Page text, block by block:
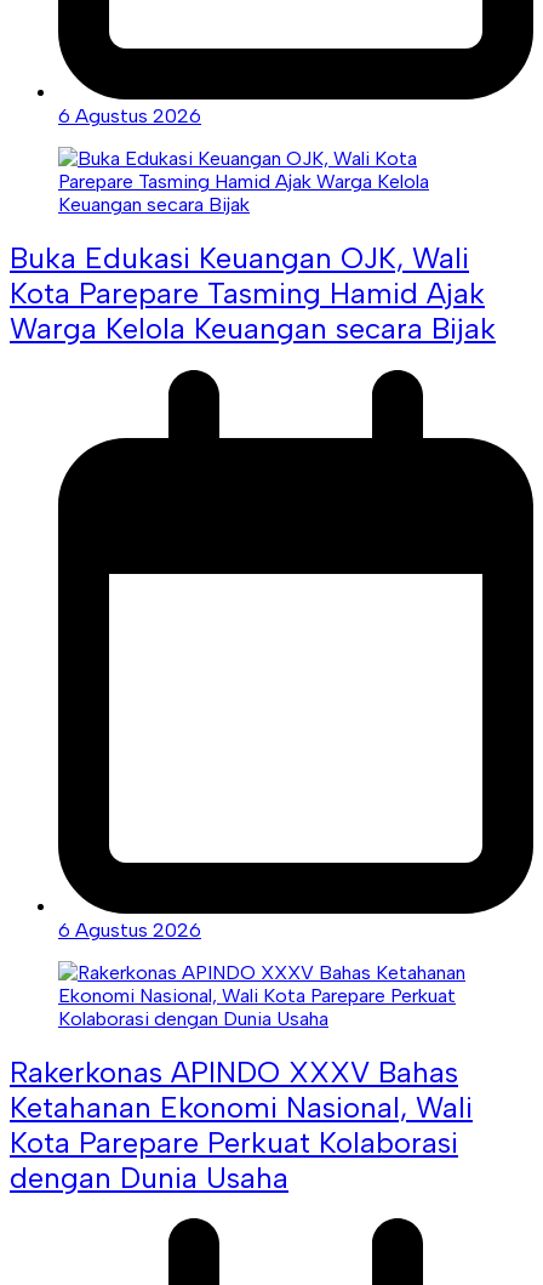
6 Agustus 2026
Buka Edukasi Keuangan OJK, Wali
Kota Parepare Tasming Hamid Ajak
Warga Kelola Keuangan secara Bijak
6 Agustus 2026
Rakerkonas APINDO XXXV Bahas
Ketahanan Ekonomi Nasional, Wali
Kota Parepare Perkuat Kolaborasi
dengan Dunia Usaha